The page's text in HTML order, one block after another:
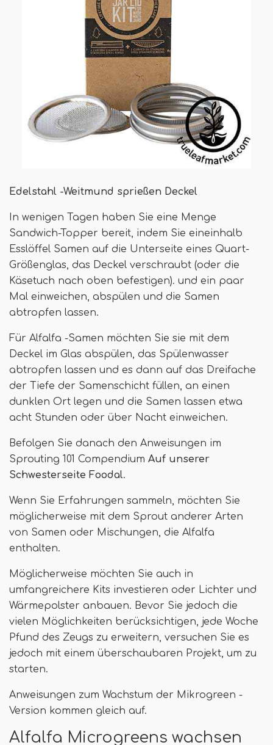
Edelstahl -Weitmund sprießen Deckel
In wenigen Tagen haben Sie eine Menge
Sandwich-Topper bereit, indem Sie eineinhalb
Esslöffel Samen auf die Unterseite eines Quart-
Größenglas, das Deckel verschraubt (oder die
Käsetuch nach oben befestigen). und ein paar
Mal einweichen, abspülen und die Samen
abtropfen lassen.
Für Alfalfa -Samen möchten Sie sie mit dem
Deckel im Glas abspülen, das Spülenwasser
abtropfen lassen und es dann auf das Dreifache
der Tiefe der Samenschicht füllen, an einen
dunklen Ort legen und die Samen lassen etwa
acht Stunden oder über Nacht einweichen.
Befolgen Sie danach den Anweisungen im
Sprouting 101 Compendium Auf unserer
Schwesterseite Foodal.
Wenn Sie Erfahrungen sammeln, möchten Sie
möglicherweise mit dem Sprout anderer Arten
von Samen oder Mischungen, die Alfalfa
enthalten.
Möglicherweise möchten Sie auch in
umfangreichere Kits investieren oder Lichter und
Wärmepolster anbauen. Bevor Sie jedoch die
vielen Möglichkeiten berücksichtigen, jede Woche
Pfund des Zeugs zu erweitern, versuchen Sie es
jedoch mit einem überschaubaren Projekt, um zu
starten.
Anweisungen zum Wachstum der Mikrogreen -
Version kommen gleich auf.
Alfalfa Microgreens wachsen